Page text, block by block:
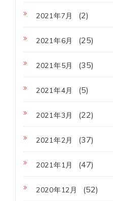
2021年7月 (2)
2021年6月 (25)
2021年5月 (35)
2021年4月 (5)
2021年3月 (22)
2021年2月 (37)
2021年1月 (47)
2020年12月 (52)